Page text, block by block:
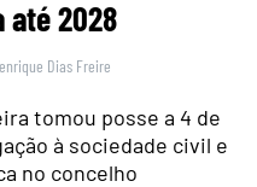
até 2028
Dias Freire
tomou posse a 4 de
à sociedade civil e
no concelho